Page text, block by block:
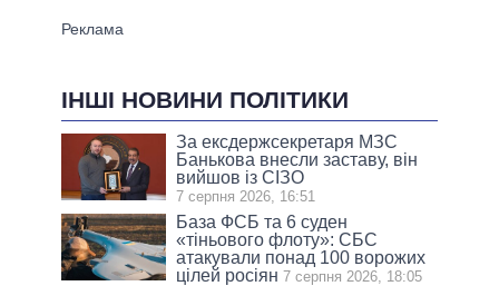
ІНШІ НОВИНИ ПОЛІТИКИ
За ексдержсекретаря МЗС
Банькова внесли заставу, він
вийшов із СІЗО
7 серпня 2026, 16:51
База ФСБ та 6 суден
«тіньового флоту»: СБС
атакували понад 100 ворожих
цілей росіян 7 серпня 2026, 18:05